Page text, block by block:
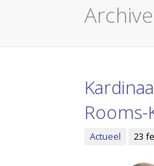
Actueel 23